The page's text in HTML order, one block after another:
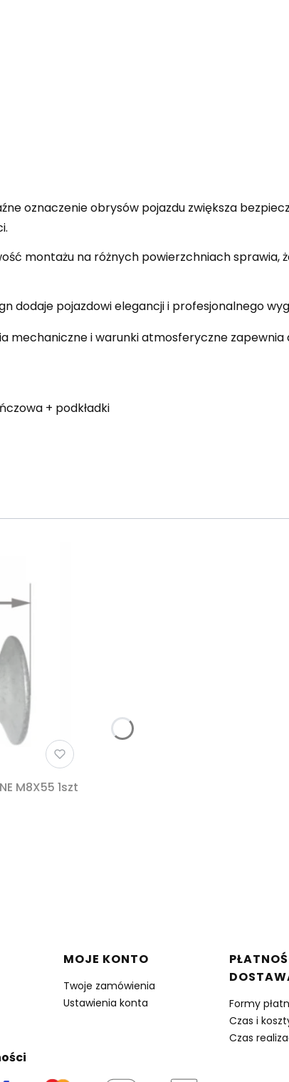
oznaczenie obrysów pojazdu zwiększa
montażu na różnych powierzchniach sprawia,
dodaje pojazdowi elegancji i profesjonalnego
mechaniczne i warunki atmosferyczne zapewnia
+ podkładki
M8X55 1szt
MOJE KONTO
Twoje zamówienia
Ustawienia konta
Formy
Czas i
Czas